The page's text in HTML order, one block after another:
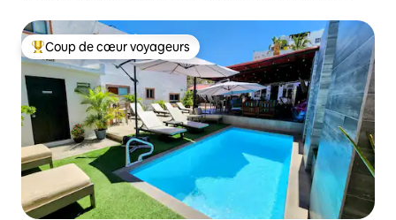
Coups de cœur voyageurs les plus appréciés
Coup de cœur voyageurs